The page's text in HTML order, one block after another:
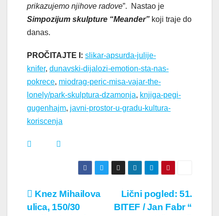
prikazujemo njihove radove”. Nastao je
Simpozijum skulpture “Meander” koji traje do
danas.
PROČITAJTE I: slikar-apsurda-julije-
knifer, dunavski-dijalozi-emotion-sta-nas-
pokrece, miodrag-peric-misa-vajar-the-
lonely/park-skulptura-dzamonja, knjiga-pegi-
gugenhajm, javni-prostor-u-gradu-kultura-
koriscenja
Кретање
Lični pogled: 51.
BITEF / Jan Fabr “
Knez Mihailova
ulica, 150/30